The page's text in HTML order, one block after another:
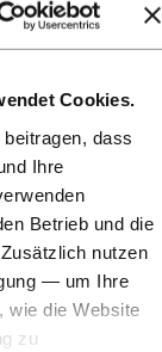
Cookies.
dass
Ihre
Betrieb und die
nutzen
— um Ihre
wie die Website
zu
und
für
40 Ländern.